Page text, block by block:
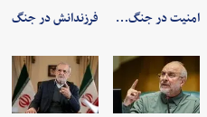
امنیت در جنگ… فرزندانش در جنگ